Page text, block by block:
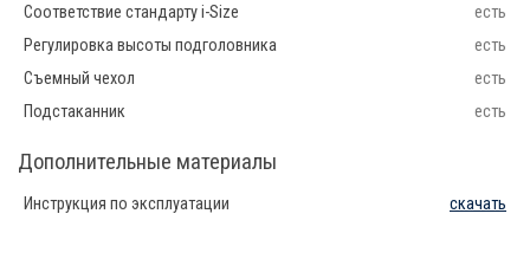
Соответствие стандарту i-Size
есть
Регулировка высоты подголовника
есть
Съемный чехол
есть
Подстаканник
есть
Дополнительные материалы
Инструкция по эксплуатации скачать